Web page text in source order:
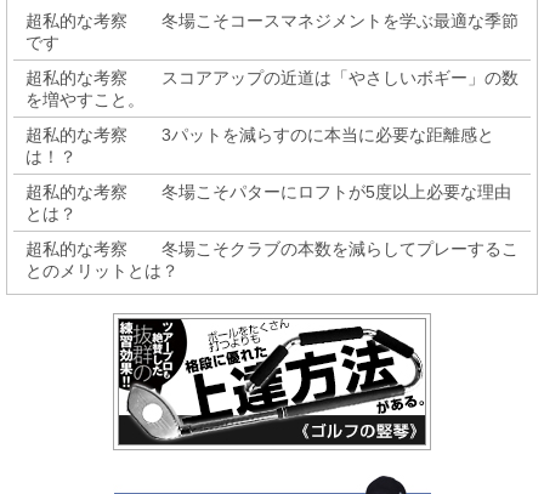
超私的な考察 冬場こそコースマネジメントを学ぶ最適な季節
です
超私的な考察 スコアアップの近道は「やさしいボギー」の数
を増やすこと。
超私的な考察 3パットを減らすのに本当に必要な距離感と
は！？
超私的な考察 冬場こそパターにロフトが5度以上必要な理由
とは？
超私的な考察 冬場こそクラブの本数を減らしてプレーするこ
とのメリットとは？